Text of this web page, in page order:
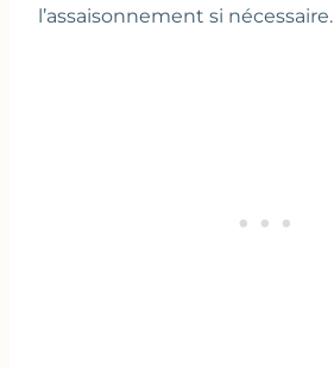
l’assaisonnement si nécessaire.